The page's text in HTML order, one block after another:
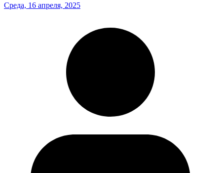
Среда, 16 апреля, 2025